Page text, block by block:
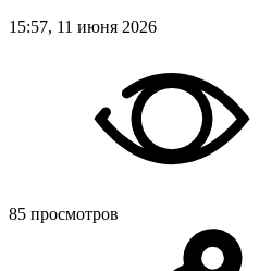
15:57, 11 июня 2026
85 просмотров